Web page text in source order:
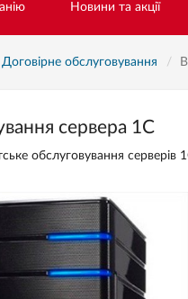
Новини та акції
Договірне обслуговування
сервера 1С
обслуговування серверів